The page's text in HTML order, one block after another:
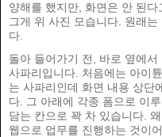
양해를 했지만, 화면은 안 된
그게 위 사진 모습니다. 원래
다.
돌아 들어가기 전, 바로 옆에
사파리입니다. 처음에는 아이
는 사파리인데 화면 내용 상단
다. 그 아래에 각종 폼으로 이
담는 칸으로 꽉 차 있습니다.
웹으로 업무를 진행하는 것이